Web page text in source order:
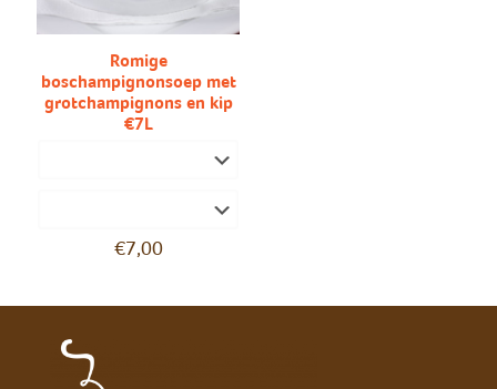
Romige
boschampignonsoep met
grotchampignons en kip
€7L
€7,00